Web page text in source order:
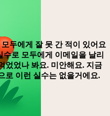
두에게 잘 못 간 적이 있어요
로 모두에게 이메일을 날리
었었나 봐요. 미안해요. 지금
로 이런 실수는 없을거에요.